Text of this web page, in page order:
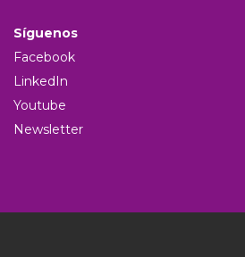
Síguenos
Facebook
LinkedIn
Youtube
Newsletter